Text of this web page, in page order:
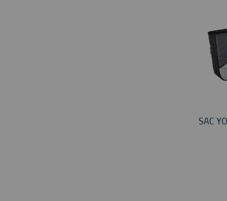
SAC